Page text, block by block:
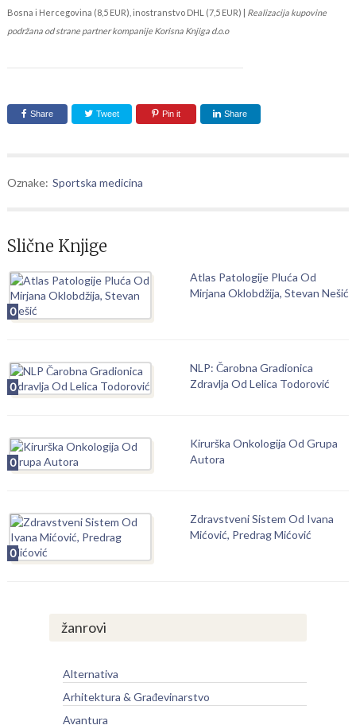
Bosna i Hercegovina (8,5 EUR), inostranstvo DHL (7,5 EUR) | Realizacija kupovine
podržana od strane partner kompanije Korisna Knjiga d.o.o
Share Tweet Pin it Share
Oznake: Sportska medicina
Slične Knjige
0
Atlas Patologije Pluća Od
Mirjana Oklobdžija, Stevan Nešić
0
NLP: Čarobna Gradionica
Zdravlja Od Lelica Todorović
0
Kirurška Onkologija Od Grupa
Autora
0
Zdravstveni Sistem Od Ivana
Mićović, Predrag Mićović
žanrovi
Alternativa
Arhitektura & Građevinarstvo
Avantura